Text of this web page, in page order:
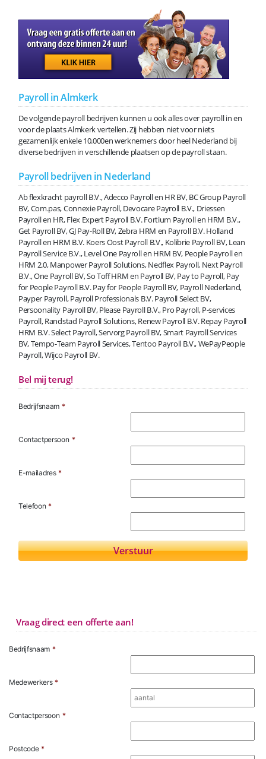
Payroll in Almkerk
De volgende payroll bedrijven kunnen u ook alles over payroll in en
voor de plaats Almkerk vertellen. Zij hebben niet voor niets
gezamenlijk enkele 10.000en werknemers door heel Nederland bij
diverse bedrijven in verschillende plaatsen op de payroll staan.
Payroll bedrijven in Nederland
Ab flexkracht payroll B.V., Adecco Payroll en HR BV, BC Group Payroll
BV, Com.pas, Connexie Payroll, Devocare Payroll B.V., Driessen
Payroll en HR, Flex Expert Payroll B.V. Fortium Payroll en HRM B.V.,
Get Payroll BV, GJ Pay-Roll BV, Zebra HRM en Payroll B.V. Holland
Payroll en HRM B.V. Koers Oost Payroll B.V., Kolibrie Payroll BV, Lean
Payroll Service B.V., Level One Payroll en HRM BV, People Payroll en
HRM 2.0, Manpower Payroll Solutions, Nedflex Payroll, Next Payroll
B.V., One Payroll BV, So Toff HRM en Payroll BV, Pay to Payroll, Pay
for People Payroll B.V. Pay for People Payroll BV, Payroll Nederland,
Payper Payroll, Payroll Professionals B.V. Payroll Select BV,
Persoonality Payroll BV, Please Payroll B.V., Pro Payroll, P-services
Payroll, Randstad Payroll Solutions, Renew Payroll B.V. Repay Payroll
HRM B.V. Select Payroll, Servorg Payroll BV, Smart Payroll Services
BV, Tempo-Team Payroll Services, Tentoo Payroll B.V., WePayPeople
Payroll, Wijco Payroll BV.
Bel mij terug!
Bedrijfsnaam *
Contactpersoon *
E-mailadres *
Telefoon *
Vraag direct een offerte aan!
Bedrijfsnaam *
Medewerkers *
Contactpersoon *
Postcode *